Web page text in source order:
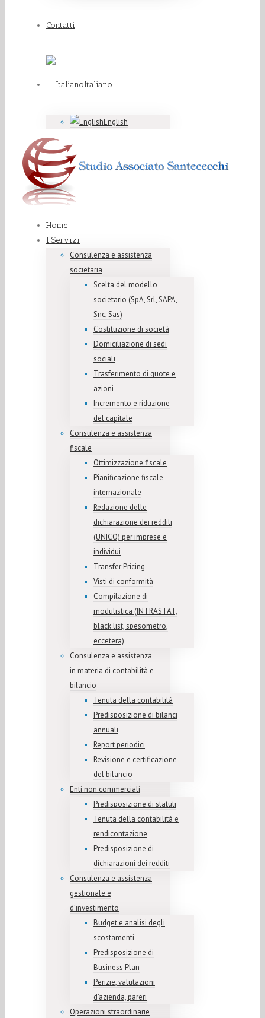
Contatti
Italiano
English
Home
I Servizi
Consulenza e assistenza
societaria
Scelta del modello
societario (SpA, Srl, SAPA,
Snc, Sas)
Costituzione di società
Domiciliazione di sedi
sociali
Trasferimento di quote e
azioni
Incremento e riduzione
del capitale
Consulenza e assistenza
fiscale
Ottimizzazione fiscale
Pianificazione fiscale
internazionale
Redazione delle
dichiarazione dei redditi
(UNICO) per imprese e
individui
Transfer Pricing
Visti di conformità
Compilazione di
modulistica (INTRASTAT,
black list, spesometro,
eccetera)
Consulenza e assistenza
in materia di contabilità e
bilancio
Tenuta della contabilità
Predisposizione di bilanci
annuali
Report periodici
Revisione e certificazione
del bilancio
Enti non commerciali
Predisposizione di statuti
Tenuta della contabilità e
rendicontazione
Predisposizione di
dichiarazioni dei redditi
Consulenza e assistenza
gestionale e
d’investimento
Budget e analisi degli
scostamenti
Predisposizione di
Business Plan
Perizie, valutazioni
d’azienda, pareri
Operazioni straordinarie